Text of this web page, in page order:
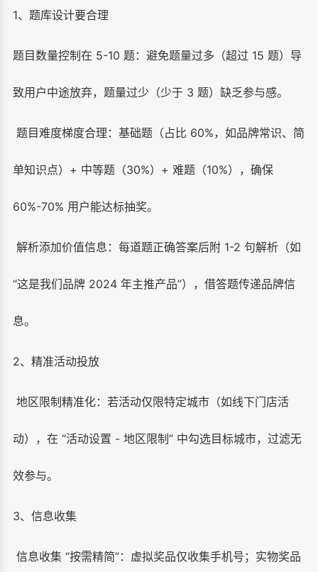
1、题库设计要合理
题目数量控制在 5-10 题：避免题量过多（超过 15 题）导
致用户中途放弃，题量过少（少于 3 题）缺乏参与感。
题目难度梯度合理：基础题（占比 60%，如品牌常识、简
单知识点）+ 中等题（30%）+ 难题（10%），确保
60%-70% 用户能达标抽奖。
解析添加价值信息：每道题正确答案后附 1-2 句解析（如
“这是我们品牌 2024 年主推产品”），借答题传递品牌信
息。
2、精准活动投放
地区限制精准化：若活动仅限特定城市（如线下门店活
动），在 “活动设置 - 地区限制” 中勾选目标城市，过滤无
效参与。
3、信息收集
信息收集 “按需精简”：虚拟奖品仅收集手机号；实物奖品